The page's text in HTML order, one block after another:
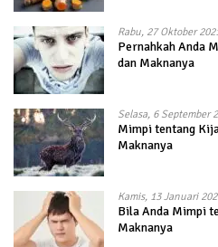
Rabu, 27 Oktober
Pernahkah Anda
dan Maknanya
Selasa, 6 September
Mimpi tentang
Maknanya
Kamis, 13 Januari
Bila Anda Mimpi
Maknanya